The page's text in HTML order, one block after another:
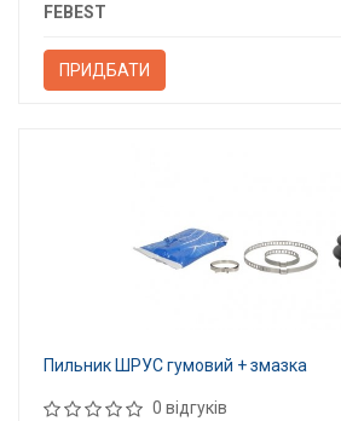
FEBEST
ПРИДБАТИ
Пильник ШРУС гумовий + змазка
0 відгуків